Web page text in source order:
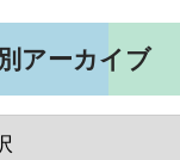
アーカイブ